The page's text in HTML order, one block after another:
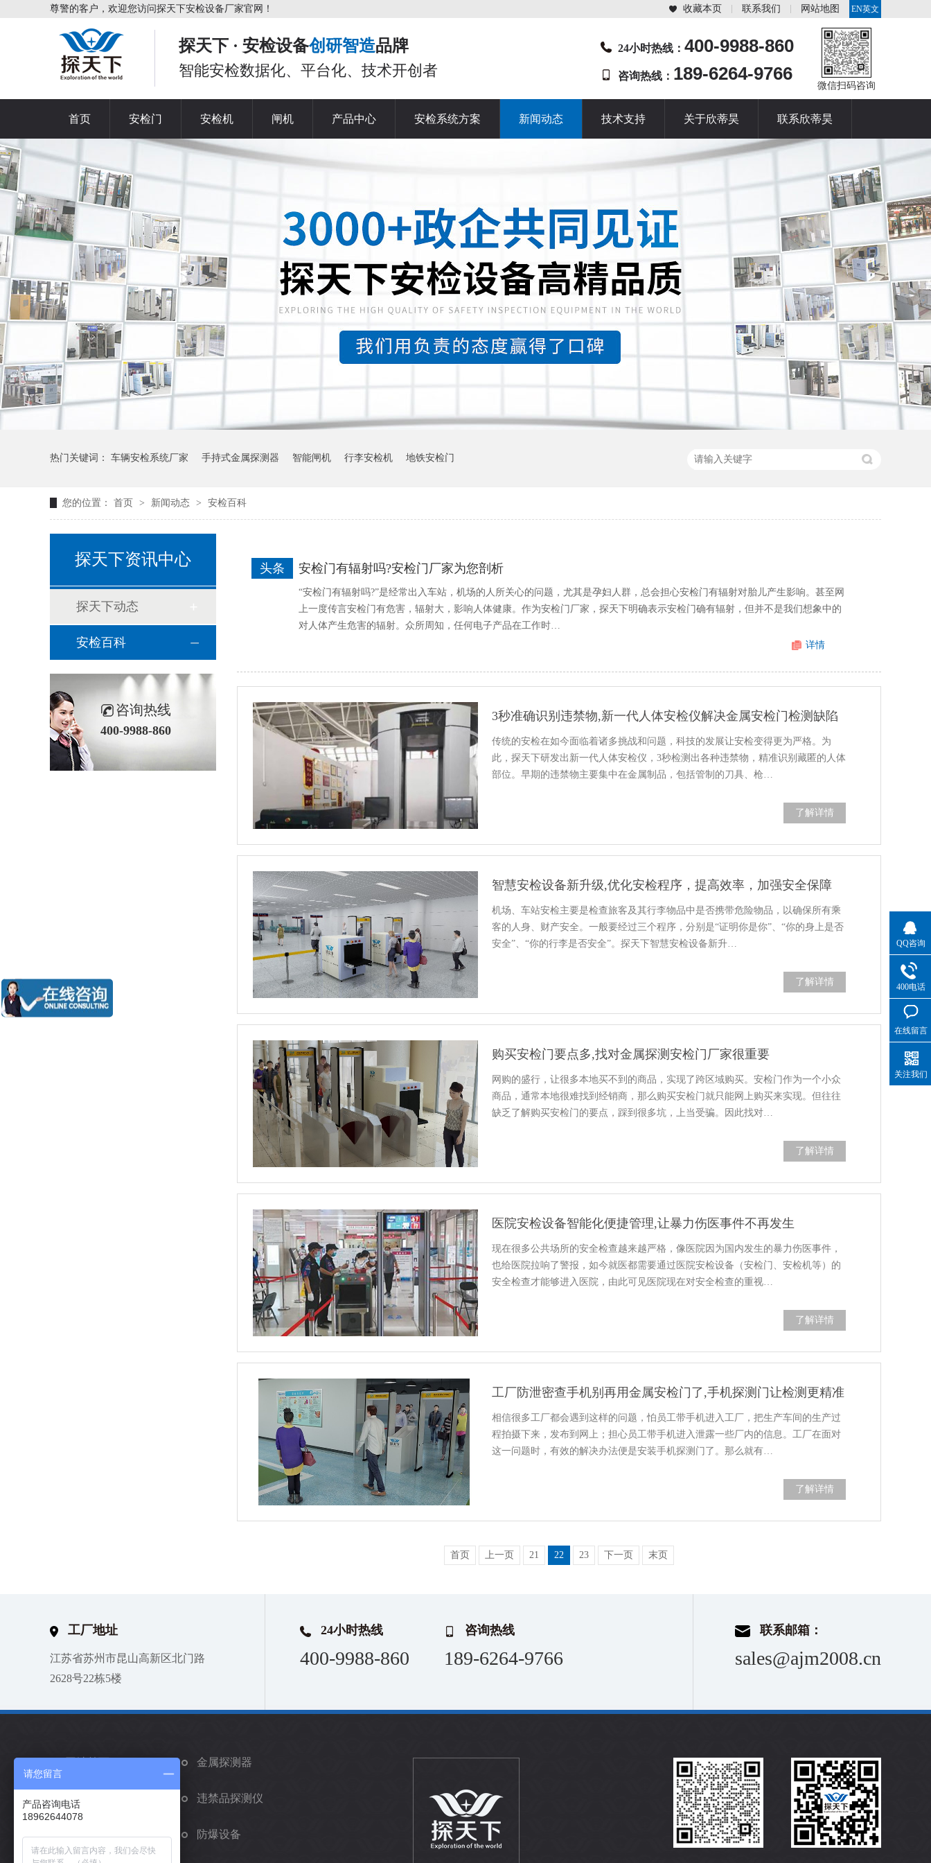
尊警的客户，欢迎您访问探天下安检设备厂家官网！
EN英文
站
收藏本页 联系我们 网站地图
探天下 · 安检设备创研智造品牌
智能安检数据化、平台化、技术开创者
24小时热线： 400-9988-860
咨询热线： 189-6264-9766
微信扫码咨询
首页 安检门 安检机 闸机 产品中心 安检系统方案 新闻动态 技术支持 关于欣蒂昊 联系欣蒂昊
热门关键词： 车辆安检系统厂家 手持式金属探测器 智能闸机 行李安检机 地铁安检门
您的位置： 首页 > 新闻动态 > 安检百科
安检门有辐射吗?安检门厂家为您剖析
头条
“安检门有辐射吗?”是经常出入车站，机场的人所关心的问题，尤其是孕妇人群，总会担心安检门有辐射对胎儿产生影响。甚至网
上一度传言安检门有危害，辐射大，影响人体健康。作为安检门厂家，探天下明确表示安检门确有辐射，但并不是我们想象中的
对人体产生危害的辐射。众所周知，任何电子产品在工作时…
详情
3秒准确识别违禁物,新一代人体安检仪解决金属安检门检测缺陷
传统的安检在如今面临着诸多挑战和问题，科技的发展让安检变得更为严格。为
此，探天下研发出新一代人体安检仪，3秒检测出各种违禁物，精准识别藏匿的人体
部位。早期的违禁物主要集中在金属制品，包括管制的刀具、枪…
了解详情
智慧安检设备新升级,优化安检程序，提高效率，加强安全保障
机场、车站安检主要是检查旅客及其行李物品中是否携带危险物品，以确保所有乘
客的人身、财产安全。一般要经过三个程序，分别是“证明你是你”、“你的身上是否
安全”、“你的行李是否安全”。探天下智慧安检设备新升…
了解详情
购买安检门要点多,找对金属探测安检门厂家很重要
网购的盛行，让很多本地买不到的商品，实现了跨区域购买。安检门作为一个小众
商品，通常本地很难找到经销商，那么购买安检门就只能网上购买来实现。但往往
缺乏了解购买安检门的要点，踩到很多坑，上当受骗。因此找对…
了解详情
医院安检设备智能化便捷管理,让暴力伤医事件不再发生
现在很多公共场所的安全检查越来越严格，像医院因为国内发生的暴力伤医事件，
也给医院拉响了警报，如今就医都需要通过医院安检设备（安检门、安检机等）的
安全检查才能够进入医院，由此可见医院现在对安全检查的重视…
了解详情
工厂防泄密查手机别再用金属安检门了,手机探测门让检测更精准
相信很多工厂都会遇到这样的问题，怕员工带手机进入工厂，把生产车间的生产过
程拍摄下来，发布到网上；担心员工带手机进入泄露一些厂内的信息。工厂在面对
这一问题时，有效的解决办法便是安装手机探测门了。那么就有…
了解详情
首页 上一页 21 22 23 下一页 末页
探天下资讯中心
探天下动态
安检百科
咨询热线
400-9988-860
工厂地址
江苏省苏州市昆山高新区北门路
2628号22栋5楼
24小时热线
400-9988-860
咨询热线
189-6264-9766
联系邮箱：
sales@ajm2008.cn
金属探测器
矫正手环 违禁品探测仪
车辆安检系统 防爆设备
QQ咨询
400电话
在线留言
关注我们
请您留言
产品咨询电话
18962644078